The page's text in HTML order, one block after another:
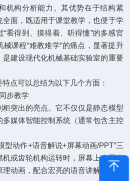
机构分析能力。其优势在于结构紧
面，既适用于课堂教学，也便于学
看得到、摸得着、听得懂”的多感官
课程“难教难学”的痛点，显著提升
建设现代化机械基础实验室的重要
特点可以总结为以下几个方面：
步教学
突出的亮点。它不仅仅是静态模型
媒体智能控制系统（通常包含主控
动作+语音解说+屏幕动画/PPT”三
或齿轮机构运转时，屏幕上会同步
动画，配合宏亮的语音讲解，极大